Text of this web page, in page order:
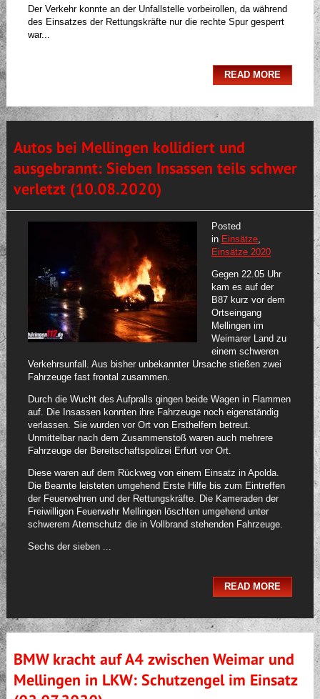
Der Verkehr konnte an der Unfallstelle vorbeirollen, da während
des Einsatzes der Rettungskräfte nur die rechte Spur gesperrt
war...
READ MORE
Autos bei Mellingen kollidiert und
ausgebrannt: Sieben Insassen teils schwer
verletzt (10.08.2020)
Posted
in Einsätze,
Einsätze 2020
Gegen 22.05 Uhr
kam es auf der
B87 kurz vor dem
Ortseingang
Mellingen im
Weimarer Land zu
einem schweren
Verkehrsunfall. Aus bisher unbekannter Ursache stießen zwei
Fahrzeuge fast frontal zusammen.
Durch die Wucht des Aufpralls gingen beide Wagen in Flammen
auf. Die Insassen konnten ihre Fahrzeuge noch eigenständig
verlassen. Sie wurden vor Ort von Ersthelfern betreut.
Unmittelbar nach dem Zusammenstoß waren auch mehrere
Fahrzeuge der Bereitschaftspolizei Erfurt vor Ort.
Diese waren auf dem Rückweg von einem Einsatz in Apolda.
Die Beamte leisteten umgehend Erste Hilfe bis zum Eintreffen
der Feuerwehren und der Rettungskräfte. Die Kameraden der
Freiwilligen Feuerwehr Mellingen löschten umgehend unter
schwerem Atemschutz die in Vollbrand stehenden Fahrzeuge.
Sechs der sieben ...
READ MORE
BMW kracht auf A4 zwischen Weimar und
Mellingen in LKW: Schutzengel im Einsatz